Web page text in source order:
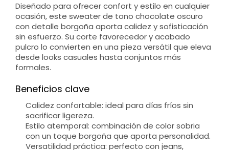
Diseñado para ofrecer confort y estilo en cualquier
ocasión, este sweater de tono chocolate oscuro
con detalle borgoña aporta calidez y sofisticación
sin esfuerzo. Su corte favorecedor y acabado
pulcro lo convierten en una pieza versátil que eleva
desde looks casuales hasta conjuntos más
formales.
Beneficios clave
Calidez confortable: ideal para días fríos sin
sacrificar ligereza.
Estilo atemporal: combinación de color sobria
con un toque borgoña que aporta personalidad.
Versatilidad práctica: perfecto con jeans,